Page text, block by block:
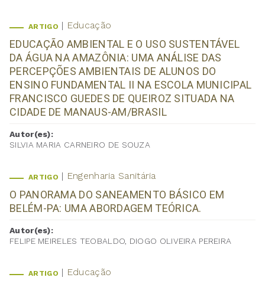
ARTIGO Educação
EDUCAÇÃO AMBIENTAL E O USO SUSTENTÁVEL
DA ÁGUA NA AMAZÔNIA: UMA ANÁLISE DAS
PERCEPÇÕES AMBIENTAIS DE ALUNOS DO
ENSINO FUNDAMENTAL II NA ESCOLA MUNICIPAL
FRANCISCO GUEDES DE QUEIROZ SITUADA NA
CIDADE DE MANAUS-AM/BRASIL
Autor(es):
SILVIA MARIA CARNEIRO DE SOUZA
ARTIGO Engenharia Sanitária
O PANORAMA DO SANEAMENTO BÁSICO EM
BELÉM-PA: UMA ABORDAGEM TEÓRICA.
Autor(es):
FELIPE MEIRELES TEOBALDO, DIOGO OLIVEIRA PEREIRA
ARTIGO Educação